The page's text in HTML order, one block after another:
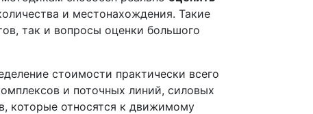
и местонахождения. Такие
так и вопросы оценки большого
стоимости практически всего
и поточных линий, силовых
которые относятся к движимому